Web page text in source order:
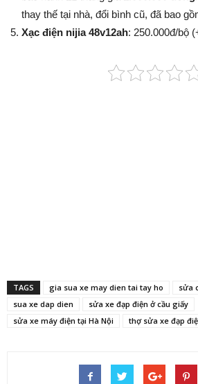
thay thế tại nhà, đổi bình cũ, đã bao
Xạc điện nijia 48v12ah: 250.000đ/bộ
TAGS gia sua xe may dien tai tay ho
sửa
sua xe dap dien
sửa xe đạp điện ở cầu giấy
sửa xe máy điện tại Hà Nội
thợ sửa xe đạp